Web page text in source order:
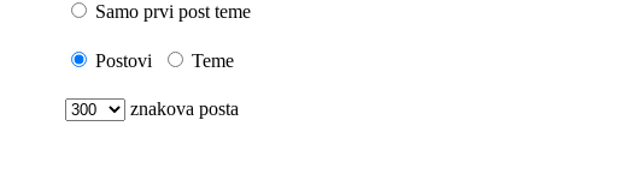
Samo prvi post teme
Postovi Teme
znakova posta